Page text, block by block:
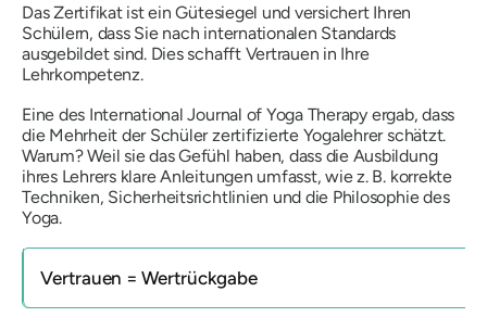
Das Zertifikat ist ein Gütesiegel und versichert Ihren
Schülern, dass Sie nach internationalen Standards
ausgebildet sind. Dies schafft Vertrauen in Ihre
Lehrkompetenz.
Eine des International Journal of Yoga Therapyergab, dass
die Mehrheit der Schüler zertifizierte Yogalehrer schätzt.
Warum? Weil sie das Gefühl haben, dass die Ausbildung
ihres Lehrers klare Anleitungen umfasst, wie z. B. korrekte
Techniken, Sicherheitsrichtlinien und die Philosophie des
Yoga.
Vertrauen = Wertrückgabe